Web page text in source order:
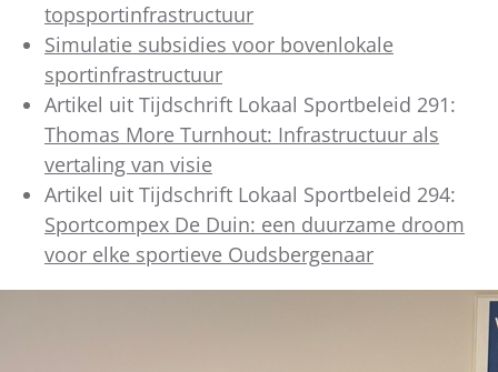
topsportinfrastructuur
Simulatie subsidies voor bovenlokale
sportinfrastructuur
Artikel uit Tijdschrift Lokaal Sportbeleid 291:
Thomas More Turnhout: Infrastructuur als
vertaling van visie
Artikel uit Tijdschrift Lokaal Sportbeleid 294:
Sportcompex De Duin: een duurzame droom
voor elke sportieve Oudsbergenaar